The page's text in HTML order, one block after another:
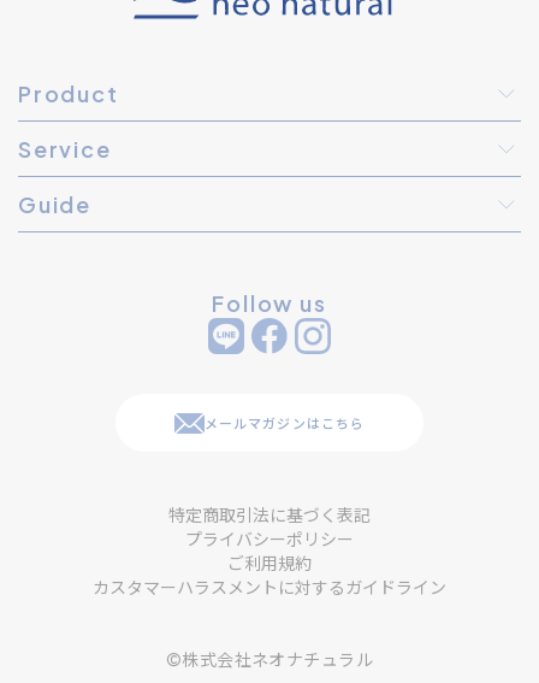
Product
Service
Guide
Follow us
メールマガジンはこちら
特定商取引法に基づく表記
プライバシーポリシー
ご利用規約
カスタマーハラスメントに対するガイドライン
©株式会社ネオナチュラル